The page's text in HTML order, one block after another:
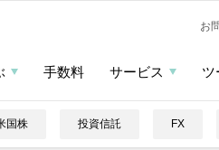
お
手数料 サービス ツ
国株 投資信託 FX